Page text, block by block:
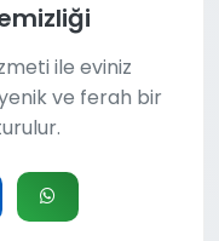
ile eviniz
ve ferah bir